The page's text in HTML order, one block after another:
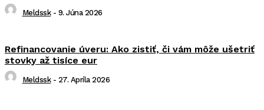
Meldssk - 9. Júna 2026
Refinancovanie úveru: Ako zistiť, či vám môže ušetriť
stovky až tisíce eur
Meldssk - 27. Apríla 2026